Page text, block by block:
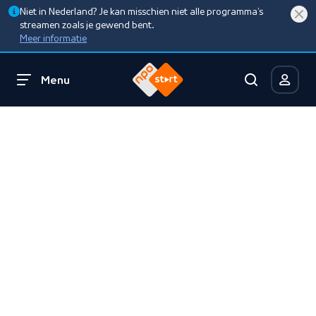
Niet in Nederland? Je kan misschien niet alle programma’s
streamen zoals je gewend bent.
Meer informatie
Menu